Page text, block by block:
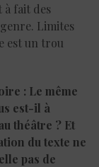
à fait des
Limites
est un trou
: Le même
est-il à
théâtre ? Et
du texte ne
pas de